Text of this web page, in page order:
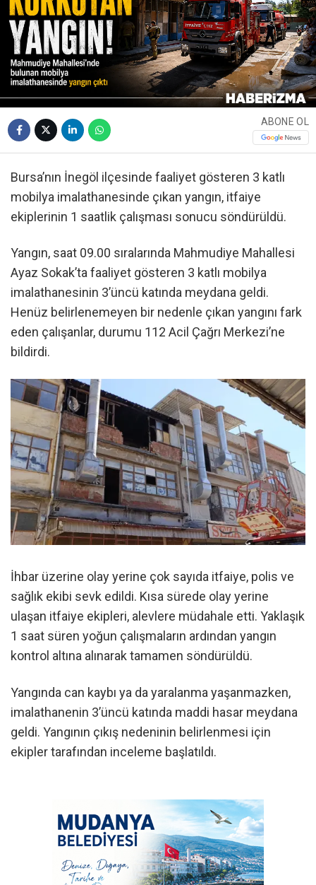
ABONE OL
Bursa’nın İnegöl ilçesinde faaliyet gösteren 3 katlı
mobilya imalathanesinde çıkan yangın, itfaiye
ekiplerinin 1 saatlik çalışması sonucu söndürüldü.
Yangın, saat 09.00 sıralarında Mahmudiye Mahallesi
Ayaz Sokak’ta faaliyet gösteren 3 katlı mobilya
imalathanesinin 3’üncü katında meydana geldi.
Henüz belirlenemeyen bir nedenle çıkan yangını fark
eden çalışanlar, durumu 112 Acil Çağrı Merkezi’ne
bildirdi.
İhbar üzerine olay yerine çok sayıda itfaiye, polis ve
sağlık ekibi sevk edildi. Kısa sürede olay yerine
ulaşan itfaiye ekipleri, alevlere müdahale etti. Yaklaşık
1 saat süren yoğun çalışmaların ardından yangın
kontrol altına alınarak tamamen söndürüldü.
Yangında can kaybı ya da yaralanma yaşanmazken,
imalathanenin 3’üncü katında maddi hasar meydana
geldi. Yangının çıkış nedeninin belirlenmesi için
ekipler tarafından inceleme başlatıldı.